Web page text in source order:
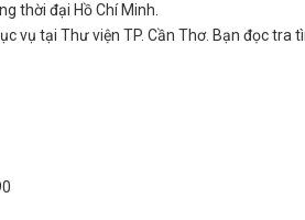
thời đại Hồ Chí Minh.
vụ tại Thư viện TP. Cần Thơ. Bạn đọc tra